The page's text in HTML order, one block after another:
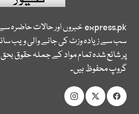
express.pkخبروں اور حالات حاضرہ
سب سے زیادہ وزٹ کی جانے والی ویب
پر شائع شدہ تمام مواد کے جملہ حقوق
گروپ محفوظ ہیں۔